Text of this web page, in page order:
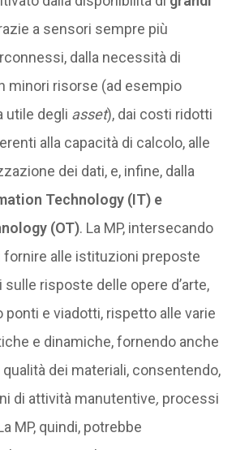
a sensori sempre più
dalla necessità di
minori risorse (ad esempio
utile degli asset), dai costi ridotti
alla capacità di calcolo, alle
dei dati, e, infine, dalla
Technology (IT) e
(OT). La MP, intersecando
fornire alle istituzioni preposte
risposte delle opere d’arte,
e viadotti, rispetto alle varie
e dinamiche, fornendo anche
dei materiali, consentendo,
di attività manutentive, processi
MP, quindi, potrebbe